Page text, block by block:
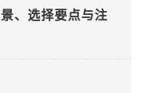
、选择要点与注